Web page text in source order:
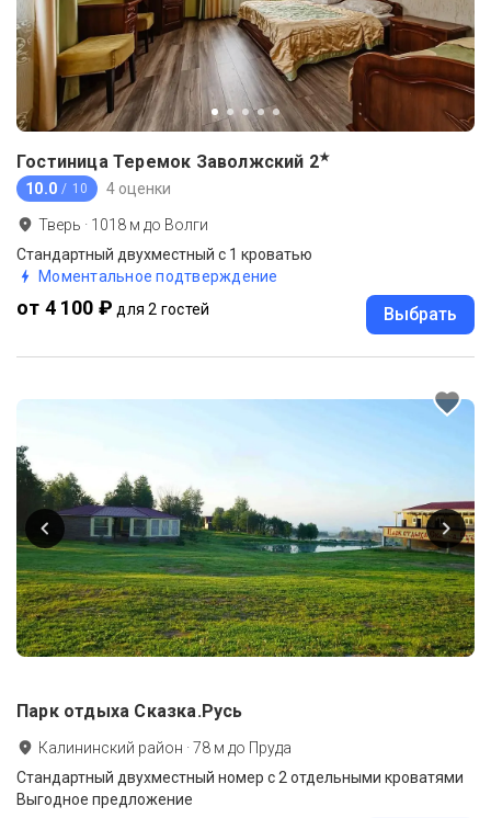
Гостиница Теремок Заволжский 2★
10.0 / 10 4 оценки
Тверь · 1018 м до Волги
Стандартный двухместный с 1 кроватью
Моментальное подтверждение
от 4 100 ₽ для 2 гостей Выбрать
Парк отдыха Сказка.Русь
Калининский район ·78 м до Пруда
Стандартный двухместный номер с 2 отдельными кроватями
Выгодное предложение